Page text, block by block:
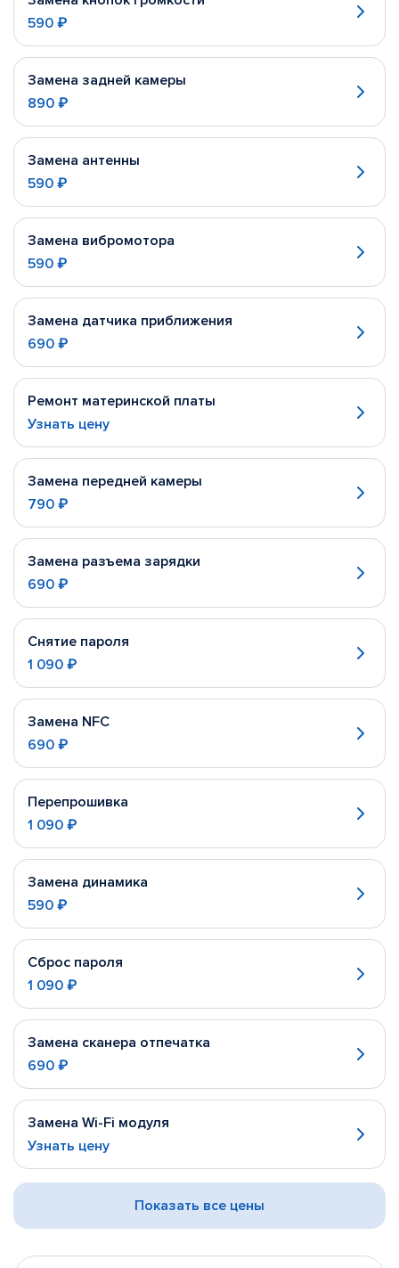
590 ₽
Замена задней камеры
890 ₽
Замена антенны
590 ₽
Замена вибромотора
590 ₽
Замена датчика приближения
690 ₽
Ремонт материнской платы
Узнать цену
Замена передней камеры
790 ₽
Замена разъема зарядки
690 ₽
Снятие пароля
1 090 ₽
Замена NFC
690 ₽
Перепрошивка
1 090 ₽
Замена динамика
590 ₽
Сброс пароля
1 090 ₽
Замена сканера отпечатка
690 ₽
Замена Wi-Fi модуля
Узнать цену
Показать все цены